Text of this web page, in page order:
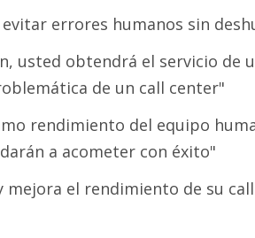
errores humanos sin
usted obtendrá el servicio de
de un call center"
rendimiento del equipo
a acometer con éxito"
mejora el rendimiento de su